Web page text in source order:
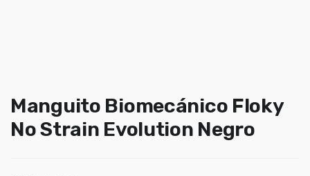
Manguito Biomecánico Floky
No Strain Evolution Negro